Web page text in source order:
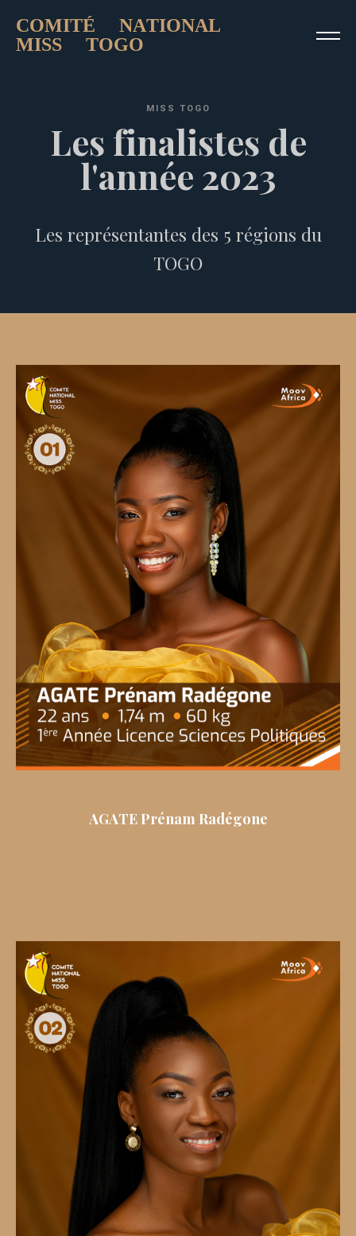
COMITÉ NATIONAL
MISS TOGO
M S S T O G O
Les finalistes de
l'année 2023
Les représentantes des 5 régions du
TOGO
AGATE Prénam Radégone